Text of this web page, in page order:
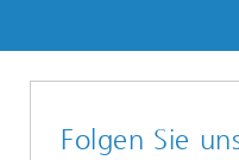
Folgen Sie